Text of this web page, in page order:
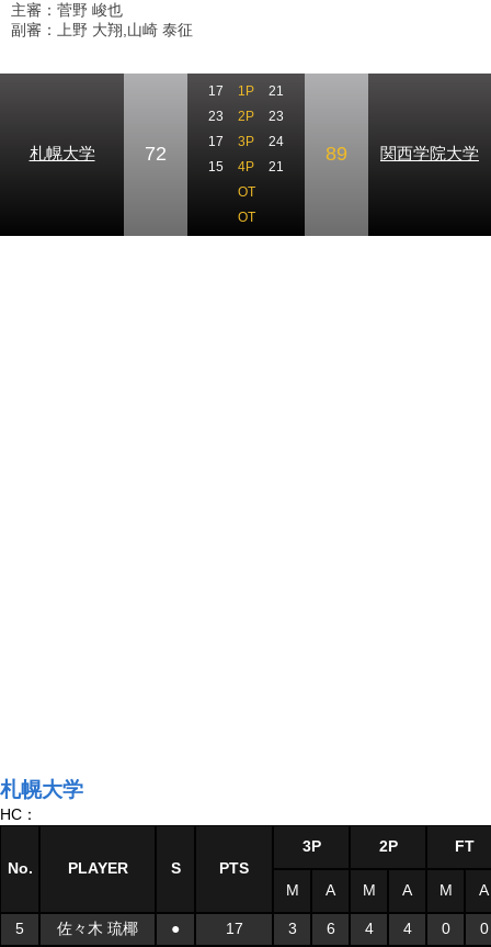
主審：菅野 峻也
副審：上野 大翔,山崎 泰征
札幌大学 72
17 1P
21
23
2P
23
17
3P
24
15
4P
21
OT
OT
89 関西学院大学
札幌大学
HC：
No. PLAYER S PTS
3P 2P FT
M A M A M A
5 佐々木 琉椰 ● 17 3 6 4 4 0
0